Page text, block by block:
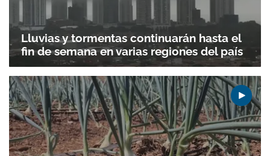
Lluvias y tormentas continuarán hasta el
fin de semana en varias regiones del país